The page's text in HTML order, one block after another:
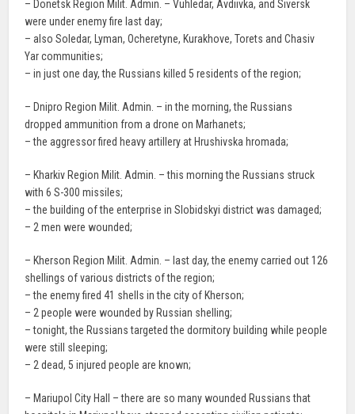
– Donetsk Region Milit. Admin. – Vuhledar, Avdiivka, and Siversk
were under enemy fire last day;
– also Soledar, Lyman, Ocheretyne, Kurakhove, Torets and Chasiv
Yar communities;
– in just one day, the Russians killed 5 residents of the region;
– Dnipro Region Milit. Admin. – in the morning, the Russians
dropped ammunition from a drone on Marhanets;
– the aggressor fired heavy artillery at Hrushivska hromada;
– Kharkiv Region Milit. Admin. – this morning the Russians struck
with 6 S-300 missiles;
– the building of the enterprise in Slobidskyi district was damaged;
– 2 men were wounded;
– Kherson Region Milit. Admin. – last day, the enemy carried out 126
shellings of various districts of the region;
– the enemy fired 41 shells in the city of Kherson;
– 2 people were wounded by Russian shelling;
– tonight, the Russians targeted the dormitory building while people
were still sleeping;
– 2 dead, 5 injured people are known;
– Mariupol City Hall – there are so many wounded Russians that